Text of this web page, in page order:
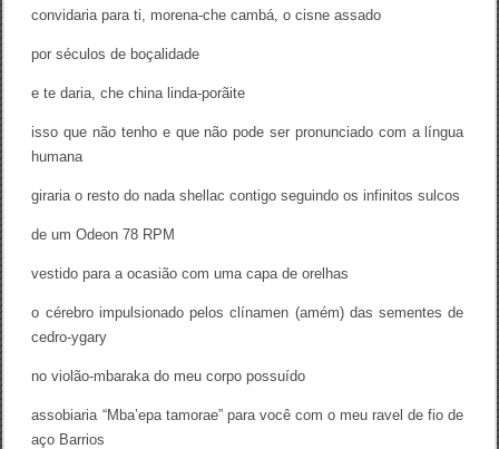
convidaria para ti, morena-che cambá, o cisne assado
por séculos de boçalidade
e te daria, che china linda-porãite
isso que não tenho e que não pode ser pronunciado com a língua
humana
giraria o resto do nada shellac contigo seguindo os infinitos sulcos
de um Odeon 78 RPM
vestido para a ocasião com uma capa de orelhas
o cérebro impulsionado pelos clínamen (amém) das sementes de
cedro-ygary
no violão-mbaraka do meu corpo possuído
assobiaria “Mba’epa tamorae” para você com o meu ravel de fio de
aço Barrios